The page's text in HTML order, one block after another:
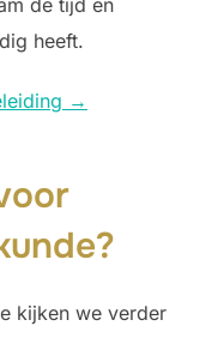
heeft.
→
kijken we verder